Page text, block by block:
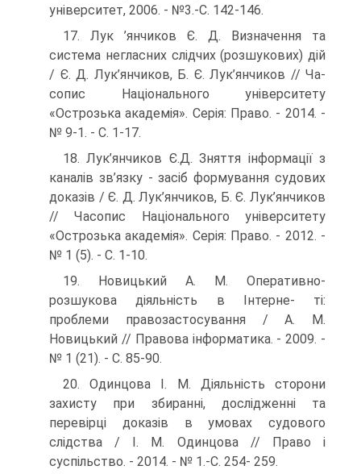
університет, 2006. - №3.-С. 142-146.
17. Лук ’янчиков Є. Д. Визначення та
система негласних слідчих (розшукових) дій
/ Є. Д. Лук’янчиков, Б. Є. Лук’янчиков // Ча­
сопис Національного університету
«Острозька академія». Се­рія: Право. - 2014. -
№ 9-1. - С. 1-17.
18. Лук’янчиков Є.Д. Зняття інформації з
каналів зв’язку - засіб формування судових
доказів / Є. Д. Лук’янчиков, Б. Є. Лук’ян­чиков
// Часопис Національного університету
«Острозька ака­демія». Серія: Право. - 2012. -
№ 1 (5). - С. 1-10.
19. Новицький А. М. Оперативно-
розшукова діяльність в Інтерне- ті:
проблеми правозастосування / А. М.
Новицький // Правова інформатика. - 2009. -
№ 1 (21). - С. 85-90.
20. Одинцова І. М. Діяльність сторони
захисту при збиранні, до­слідженні та
перевірці доказів в умовах судового
слідства / І. М. Одинцова // Право і
суспільство. - 2014. - № 1.-С. 254- 259.